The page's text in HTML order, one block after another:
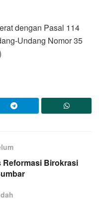
dengan Pasal 114
Undang Nomor 35
Reformasi Birokrasi